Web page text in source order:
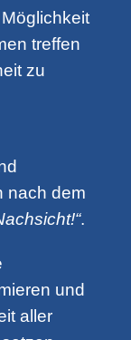
treffen
zu
nach dem
.
und
aller